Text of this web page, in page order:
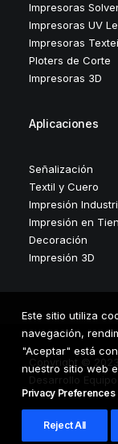
Impresoras
Impresoras UV
Impresoras
Ploters de Corte
Impresoras 3D
Aplicaciones
Señalización
Textil y Cuero
Impresión
Impresión en
Decoración
Impresión 3D
Copyright ©
Desarrollo
Este sitio utiliza
navegación,
"Aceptar" está
nuestro sitio web
Privacy Preferences
Reject All